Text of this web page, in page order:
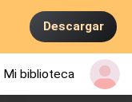
Descargar
Mi biblioteca